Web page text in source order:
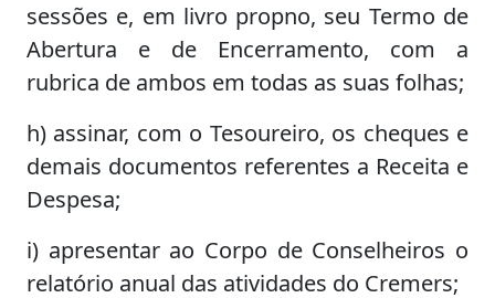
sessões e, em livro propno, seu Termo de
Abertura e de Encerramento, com a
rubrica de ambos em todas as suas folhas;
h) assinar, com o Tesoureiro, os cheques e
demais documentos referentes a Receita e
Despesa;
i) apresentar ao Corpo de Conselheiros o
relatório anual das atividades do Cremers;